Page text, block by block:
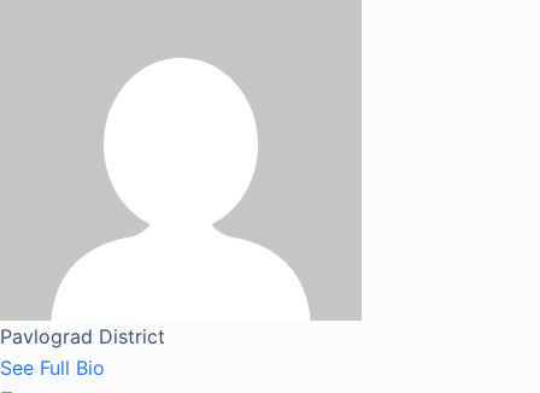
Pavlograd District
See Full Bio